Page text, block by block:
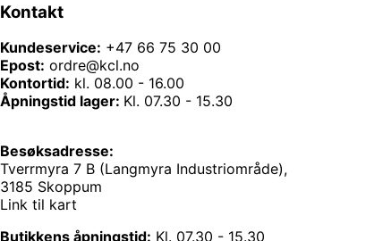
Kontakt
Kundeservice: +47 66 75 30 00
Epost: ordre@kcl.no
Kontortid: kl. 08.00 - 16.00
Åpningstid lager: Kl. 07.30 - 15.30
Besøksadresse:
Tverrmyra 7 B (Langmyra Industriområde),
3185 Skoppum
Link til kart
Butikkens åpningstid: Kl. 07.30 - 15.30